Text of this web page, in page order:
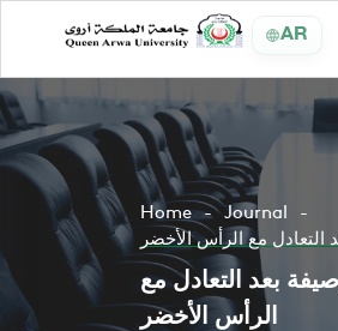
AR
Home
Journal
مع الرأس الأخضر
بعد التعادل مع
الرأس الأخضر